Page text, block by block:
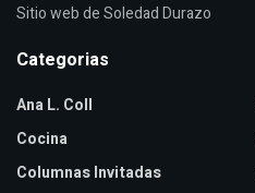
Sitio web de Soledad Durazo
Categorias
Ana L. Coll
Cocina
Columnas Invitadas